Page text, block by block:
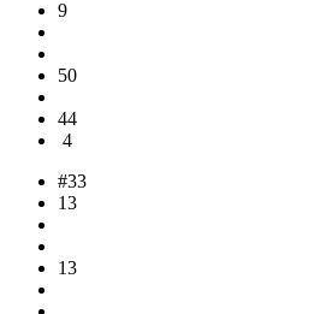
9
50
44
4
#33
13
13